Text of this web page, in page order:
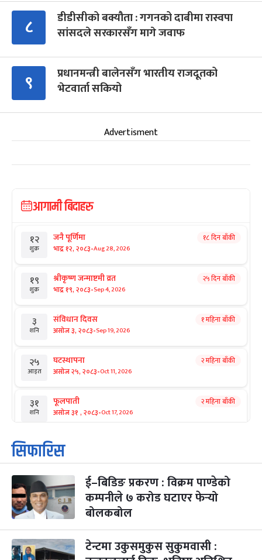
८
डीडीसीको बक्यौता : गगनको दाबीमा रास्वपा
सांसदले सरकारसँग मागे जवाफ
९
प्रधानमन्त्री बालेनसँग भारतीय राजदूतको
भेटवार्ता सकियो
Advertisment
आगामी बिदाहरु
१२
शुक्र
जनै पूर्णिमा
भाद्र १२, २०८३-Aug 28, 2026
१८ दिन बाँकी
१९
शुक्र
श्रीकृष्ण जन्माष्टमी व्रत
भाद्र १९, २०८३-Sep 4, 2026
२५ दिन बाँकी
३
शनि
संविधान दिवस
असोज ३, २०८३-Sep 19, 2026
१ महिना बाँकी
२५
आइत
घटस्थापना
असोज २५, २०८३-Oct 11, 2026
२ महिना बाँकी
३१
शनि
फूलपाती
असोज ३१ , २०८३-Oct 17, 2026
२ महिना बाँकी
१
आइत
कार्तिक सङ्क्रान्ति
कार्तिक १, २०८३
३
मंगल
महानवमी
कार्तिक ३, २०८३-Oct 20, 2026
२ महिना बाँकी
४
सिफारिस
ई–बिडिङ प्रकरण : विक्रम पाण्डेको
कम्पनीले ७ करोड घटाएर फेर्‍यो
बोलकबोल
टेन्टमा उकुसमुकुस सुकुमवासी :